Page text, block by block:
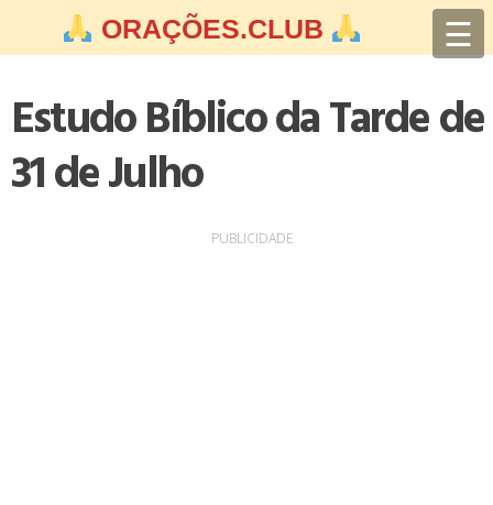
ORAÇÕES.CLUB ☰
Estudo Bíblico da Tarde de
31 de Julho
PUBLICIDADE